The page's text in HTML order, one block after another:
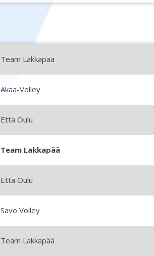
Team Lakkapää
Akaa-Volley
Etta Oulu
Team Lakkapää
Etta Oulu
Savo Volley
Team Lakkapää